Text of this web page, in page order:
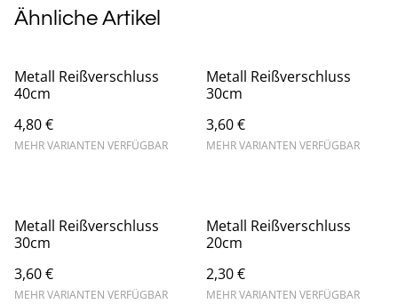
Ähnliche Artikel
Metall Reißverschluss
40cm
4,80 €
MEHR VARIANTEN VERFÜGBAR
Metall Reißverschluss
30cm
3,60 €
MEHR VARIANTEN VERFÜGBAR
Metall Reißverschluss
30cm
3,60 €
MEHR VARIANTEN VERFÜGBAR
Metall Reißverschluss
20cm
2,30 €
MEHR VARIANTEN VERFÜGBAR